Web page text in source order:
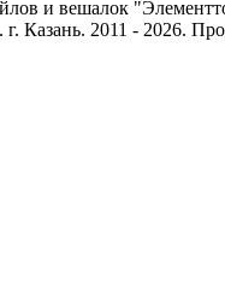
и вешалок
Казань. 2011 - 2026.